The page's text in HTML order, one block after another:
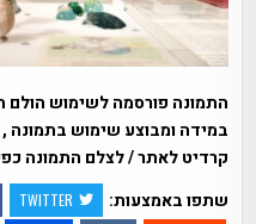
התמונה פורסמה לשימוש הולם
במידה ומבוצע שימוש בתמונה
קרדיט לאתר / לצלם התמונה
שתפו באמצעות:
TWITTER